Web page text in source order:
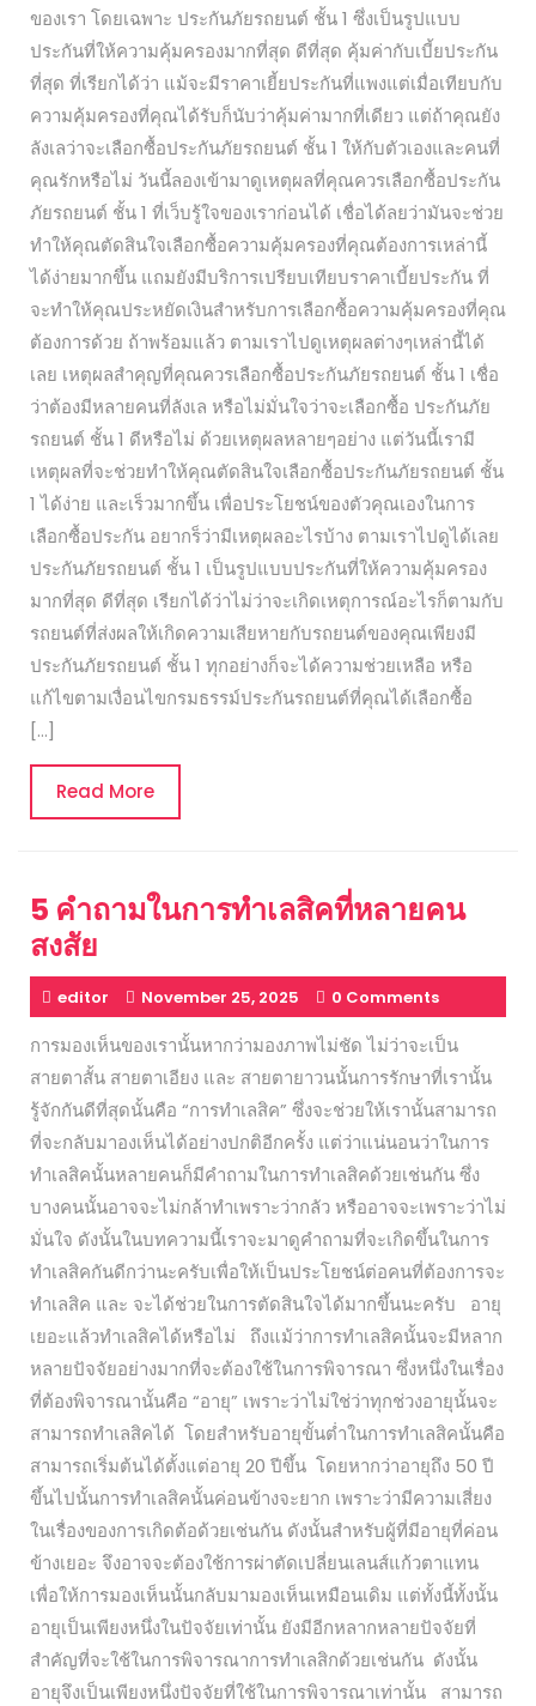
ของเรา โดยเฉพาะ ประกันภัยรถยนต์ ชั้น 1 ซึ่งเป็นรูปแบบ
ประกันที่ให้ความคุ้มครองมากที่สุด ดีที่สุด คุ้มค่ากับเบี้ยประกัน
ที่สุด ที่เรียกได้ว่า แม้จะมีราคาเยี้ยประกันที่แพงแต่เมื่อเทียบกับ
ความคุ้มครองที่คุณได้รับก็นับว่าคุ้มค่ามากที่เดียว แต่ถ้าคุณยัง
ลังเลว่าจะเลือกซื้อประกันภัยรถยนต์ ชั้น 1 ให้กับตัวเองและคนที่
คุณรักหรือไม่ วันนี้ลองเข้ามาดูเหตุผลที่คุณควรเลือกซื้อประกัน
ภัยรถยนต์ ชั้น 1 ที่เว็บรู้ใจของเราก่อนได้ เชื่อได้ลยว่ามันจะช่วย
ทำให้คุณตัดสินใจเลือกซื้อความคุ้มครองที่คุณต้องการเหล่านี้
ได้ง่ายมากขึ้น แถมยังมีบริการเปรียบเทียบราคาเบี้ยประกัน ที่
จะทำให้คุณประหยัดเงินสำหรับการเลือกซื้อความคุ้มครองที่คุณ
ต้องการด้วย ถ้าพร้อมแล้ว ตามเราไปดูเหตุผลต่างๆเหล่านี้ได้
เลย เหตุผลสำคุญที่คุณควรเลือกซื้อประกันภัยรถยนต์ ชั้น 1 เชื่อ
ว่าต้องมีหลายคนที่ลังเล หรือไม่มั่นใจว่าจะเลือกซื้อ ประกันภัย
รถยนต์ ชั้น 1 ดีหรือไม่ ด้วยเหตุผลหลายๆอย่าง แต่วันนี้เรามี
เหตุผลที่จะช่วยทำให้คุณตัดสินใจเลือกซื้อประกันภัยรถยนต์ ชั้น
1 ได้ง่าย และเร็วมากขึ้น เพื่อประโยชน์ของตัวคุณเองในการ
เลือกซื้อประกัน อยากร็ว่ามีเหตุผลอะไรบ้าง ตามเราไปดูได้เลย
ประกันภัยรถยนต์ ชั้น 1 เป็นรูปแบบประกันที่ให้ความคุ้มครอง
มากที่สุด ดีที่สุด เรียกได้ว่าไม่ว่าจะเกิดเหตุการณ์อะไรก็ตามกับ
รถยนต์ที่ส่งผลให้เกิดความเสียหายกับรถยนต์ของคุณเพียงมี
ประกันภัยรถยนต์ ชั้น 1 ทุกอย่างก็จะได้ความช่วยเหลือ หรือ
แก้ไขตามเงื่อนไขกรมธรรม์ประกันรถยนต์ที่คุณได้เลือกซื้อ
[…]
Read MoreRead
More
5 คำถามในการทำเลสิคที่หลายคน
สงสัย
editor November 25, 2025 0 Comments
การมองเห็นของเรานั้นหากว่ามองภาพไม่ชัด ไม่ว่าจะเป็น
สายตาสั้น สายตาเอียง และ สายตายาวนนั้นการรักษาที่เรานั้น
รู้จักกันดีที่สุดนั้นคือ “การทำเลสิค” ซึ่งจะช่วยให้เรานั้นสามารถ
ที่จะกลับมาองเห็นได้อย่างปกติอีกครั้ง แต่ว่าแน่นอนว่าในการ
ทำเลสิคนั้นหลายคนก็มีคำถามในการทำเลสิคด้วยเช่นกัน ซึ่ง
บางคนนั้นอาจจะไม่กล้าทำเพราะว่ากลัว หรืออาจจะเพราะว่าไม่
มั่นใจ ดังนั้นในบทความนี้เราจะมาดูคำถามที่จะเกิดขึ้นในการ
ทำเลสิคกันดีกว่านะครับเพื่อให้เป็นประโยชน์ต่อคนที่ต้องการจะ
ทำเลสิค และ จะได้ช่วยในการตัดสินใจได้มากขึ้นนะครับ อายุ
เยอะแล้วทำเลสิคได้หรือไม่ ถึงแม้ว่าการทำเลสิคนั้นจะมีหลาก
หลายปัจจัยอย่างมากที่จะต้องใช้ในการพิจารณา ซึ่งหนึ่งในเรื่อง
ที่ต้องพิจารณานั้นคือ “อายุ” เพราะว่าไม่ใช่ว่าทุกช่วงอายุนั้นจะ
สามารถทำเลสิคได้ โดยสำหรับอายุขั้นต่ำในการทำเลสิคนั้นคือ
สามารถเริ่มต้นได้ตั้งแต่อายุ 20 ปีขึ้น โดยหากว่าอายุถึง 50 ปี
ขึ้นไปนั้นการทำเลสิคนั้นค่อนข้างจะยาก เพราะว่ามีความเสี่ยง
ในเรื่องของการเกิดต้อด้วยเช่นกัน ดังนั้นสำหรับผู้ที่มีอายุที่ค่อน
ข้างเยอะ จึงอาจจะต้องใช้การผ่าตัดเปลี่ยนเลนส์แก้วตาแทน
เพื่อให้การมองเห็นนั้นกลับมามองเห็นเหมือนเดิม แต่ทั้งนี้ทั้งนั้น
อายุเป็นเพียงหนึ่งในปัจจัยเท่านั้น ยังมีอีกหลากหลายปัจจัยที่
สำคัญที่จะใช้ในการพิจารณาการทำเลสิกด้วยเช่นกัน ดังนั้น
อายุจึงเป็นเพียงหนึ่งปัจจัยที่ใช้ในการพิจารณาเท่านั้น สามารถ